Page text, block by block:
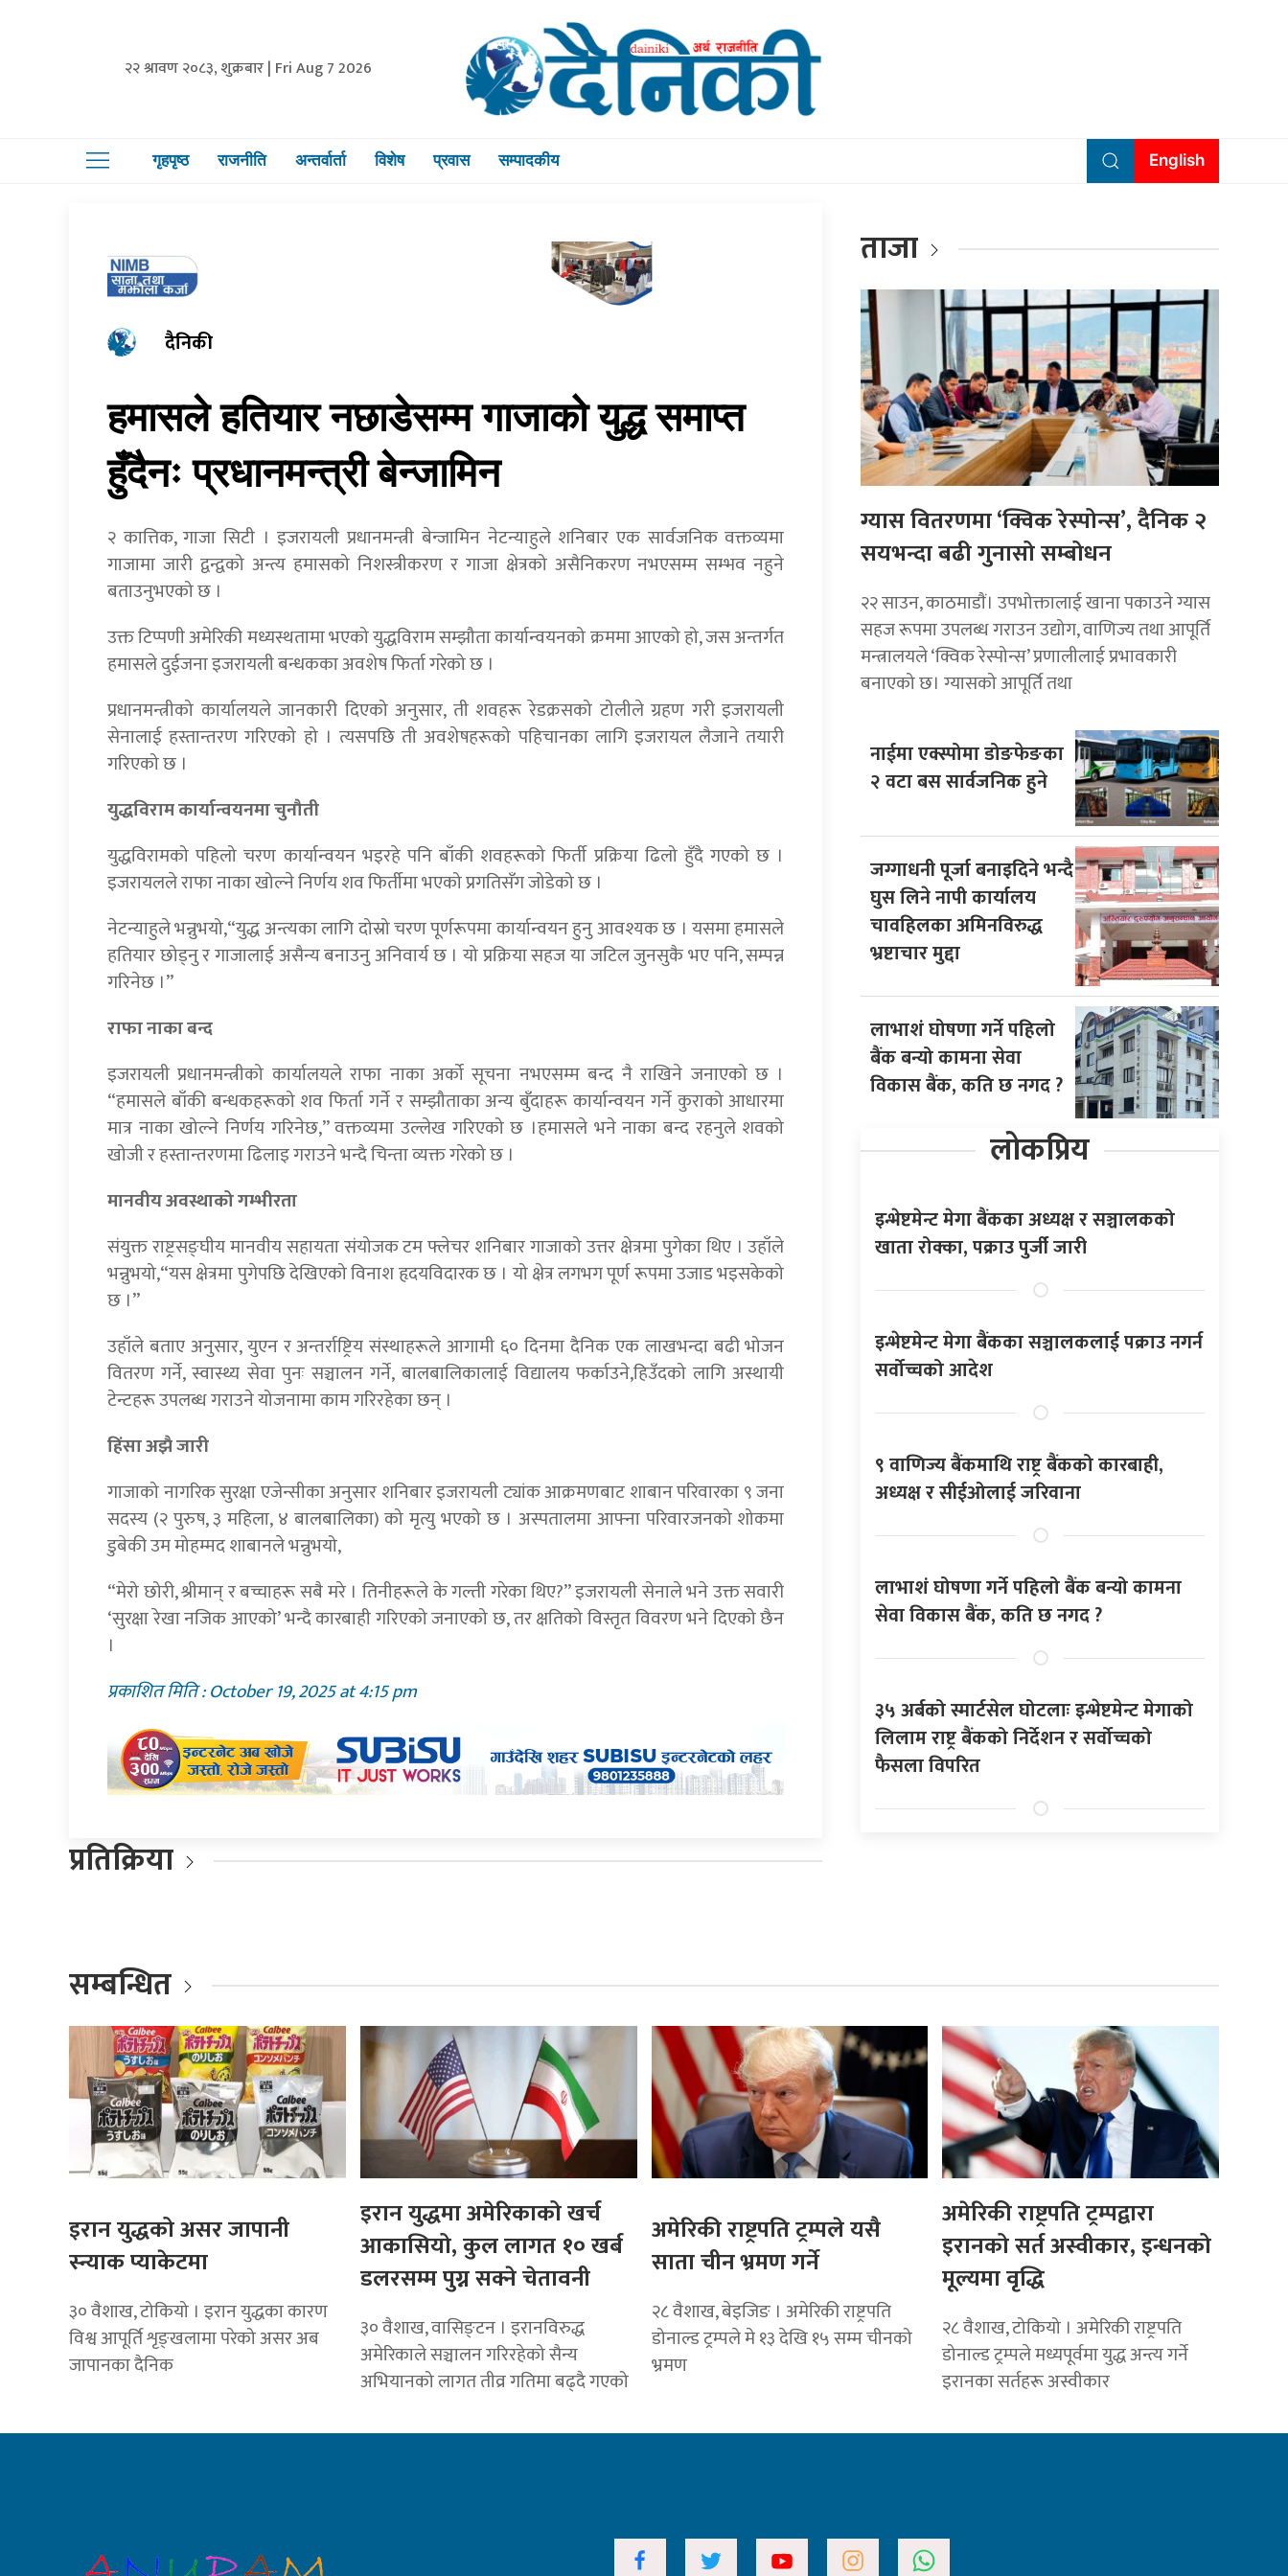
२२ श्रावण २०८३, शुक्रबार | Fri Aug 7 2026
गृहपृष्ठ राजनीति अन्तर्वार्ता विशेष प्रवास सम्पादकीय English
दैनिकी
हमासले हतियार नछाडेसम्म गाजाको युद्ध समाप्त
हुँदैनः प्रधानमन्त्री बेन्जामिन
२ कात्तिक, गाजा सिटी । इजरायली प्रधानमन्त्री बेन्जामिन नेटन्याहुले शनिबार एक सार्वजनिक वक्तव्यमा
गाजामा जारी द्वन्द्वको अन्त्य हमासको निशस्त्रीकरण र गाजा क्षेत्रको असैनिकरण नभएसम्म सम्भव नहुने
बताउनुभएको छ ।
उक्त टिप्पणी अमेरिकी मध्यस्थतामा भएको युद्धविराम सम्झौता कार्यान्वयनको क्रममा आएको हो, जस अन्तर्गत
हमासले दुईजना इजरायली बन्धकका अवशेष फिर्ता गरेको छ ।
प्रधानमन्त्रीको कार्यालयले जानकारी दिएको अनुसार, ती शवहरू रेडक्रसको टोलीले ग्रहण गरी इजरायली
सेनालाई हस्तान्तरण गरिएको हो । त्यसपछि ती अवशेषहरूको पहिचानका लागि इजरायल लैजाने तयारी
गरिएको छ ।
युद्धविराम कार्यान्वयनमा चुनौती
युद्धविरामको पहिलो चरण कार्यान्वयन भइरहे पनि बाँकी शवहरूको फिर्ती प्रक्रिया ढिलो हुँदै गएको छ ।
इजरायलले राफा नाका खोल्ने निर्णय शव फिर्तीमा भएको प्रगतिसँग जोडेको छ ।
नेटन्याहुले भन्नुभयो,“युद्ध अन्त्यका लागि दोस्रो चरण पूर्णरूपमा कार्यान्वयन हुनु आवश्यक छ । यसमा हमासले
हतियार छोड्नु र गाजालाई असैन्य बनाउनु अनिवार्य छ । यो प्रक्रिया सहज या जटिल जुनसुकै भए पनि, सम्पन्न
गरिनेछ ।”
राफा नाका बन्द
इजरायली प्रधानमन्त्रीको कार्यालयले राफा नाका अर्को सूचना नभएसम्म बन्द नै राखिने जनाएको छ ।
“हमासले बाँकी बन्धकहरूको शव फिर्ता गर्ने र सम्झौताका अन्य बुँदाहरू कार्यान्वयन गर्ने कुराको आधारमा
मात्र नाका खोल्ने निर्णय गरिनेछ,” वक्तव्यमा उल्लेख गरिएको छ ।हमासले भने नाका बन्द रहनुले शवको
खोजी र हस्तान्तरणमा ढिलाइ गराउने भन्दै चिन्ता व्यक्त गरेको छ ।
मानवीय अवस्थाको गम्भीरता
संयुक्त राष्ट्रसङ्घीय मानवीय सहायता संयोजक टम फ्लेचर शनिबार गाजाको उत्तर क्षेत्रमा पुगेका थिए । उहाँले
भन्नुभयो,“यस क्षेत्रमा पुगेपछि देखिएको विनाश हृदयविदारक छ । यो क्षेत्र लगभग पूर्ण रूपमा उजाड भइसकेको
छ ।”
उहाँले बताए अनुसार, युएन र अन्तर्राष्ट्रिय संस्थाहरूले आगामी ६० दिनमा दैनिक एक लाखभन्दा बढी भोजन
वितरण गर्ने, स्वास्थ्य सेवा पुनः सञ्चालन गर्ने, बालबालिकालाई विद्यालय फर्काउने,हिउँदको लागि अस्थायी
टेन्टहरू उपलब्ध गराउने योजनामा काम गरिरहेका छन् ।
हिंसा अझै जारी
गाजाको नागरिक सुरक्षा एजेन्सीका अनुसार शनिबार इजरायली ट्यांक आक्रमणबाट शाबान परिवारका ९ जना
सदस्य (२ पुरुष, ३ महिला, ४ बालबालिका) को मृत्यु भएको छ । अस्पतालमा आफ्ना परिवारजनको शोकमा
डुबेकी उम मोहम्मद शाबानले भन्नुभयो,
“मेरो छोरी, श्रीमान् र बच्चाहरू सबै मरे । तिनीहरूले के गल्ती गरेका थिए?” इजरायली सेनाले भने उक्त सवारी
‘सुरक्षा रेखा नजिक आएको’ भन्दै कारबाही गरिएको जनाएको छ, तर क्षतिको विस्तृत विवरण भने दिएको छैन
।
प्रकाशित मिति : October 19, 2025 at 4:15 pm
प्रतिक्रिया
ताजा
ग्यास वितरणमा ‘क्विक रेस्पोन्स’, दैनिक २
सयभन्दा बढी गुनासो सम्बोधन
२२ साउन, काठमाडाैं। उपभोक्तालाई खाना पकाउने ग्यास
सहज रूपमा उपलब्ध गराउन उद्योग, वाणिज्य तथा आपूर्ति
मन्त्रालयले ‘क्विक रेस्पोन्स’ प्रणालीलाई प्रभावकारी
बनाएको छ। ग्यासको आपूर्ति तथा
नाईमा एक्स्पोमा डोङफेङका
२ वटा बस सार्वजनिक हुने
जग्गाधनी पूर्जा बनाइदिने भन्दै
घुस लिने नापी कार्यालय
चावहिलका अमिनविरुद्ध
भ्रष्टाचार मुद्दा
लाभाशं घोषणा गर्ने पहिलो
बैंक बन्यो कामना सेवा
विकास बैंक, कति छ नगद ?
लोकप्रिय
इन्भेष्टमेन्ट मेगा बैंकका अध्यक्ष र सञ्चालकको
खाता रोक्का, पक्राउ पुर्जी जारी
इन्भेष्टमेन्ट मेगा बैंकका सञ्चालकलाई पक्राउ नगर्न
सर्वोच्चको आदेश
९ वाणिज्य बैंकमाथि राष्ट्र बैंकको कारबाही,
अध्यक्ष र सीईओलाई जरिवाना
लाभाशं घोषणा गर्ने पहिलो बैंक बन्यो कामना
सेवा विकास बैंक, कति छ नगद ?
३५ अर्बको स्मार्टसेल घोटलाः इन्भेष्टमेन्ट मेगाको
लिलाम राष्ट्र बैंकको निर्देशन र सर्वोच्चको
फैसला विपरित
सम्बन्धित
इरान युद्धको असर जापानी
स्न्याक प्याकेटमा
३० वैशाख, टोकियो । इरान युद्धका कारण
विश्व आपूर्ति शृङ्खलामा परेको असर अब
जापानका दैनिक
इरान युद्धमा अमेरिकाको खर्च
आकासियो, कुल लागत १० खर्ब
डलरसम्म पुग्न सक्ने चेतावनी
३० वैशाख, वासिङ्टन । इरानविरुद्ध
अमेरिकाले सञ्चालन गरिरहेको सैन्य
अभियानको लागत तीव्र गतिमा बढ्दै गएको
अमेरिकी राष्ट्रपति ट्रम्पले यसै
साता चीन भ्रमण गर्ने
२८ वैशाख, बेइजिङ । अमेरिकी राष्ट्रपति
डोनाल्ड ट्रम्पले मे १३ देखि १५ सम्म चीनको
भ्रमण
अमेरिकी राष्ट्रपति ट्रम्पद्वारा
इरानको सर्त अस्वीकार, इन्धनको
मूल्यमा वृद्धि
२८ वैशाख, टोकियो । अमेरिकी राष्ट्रपति
डोनाल्ड ट्रम्पले मध्यपूर्वमा युद्ध अन्त्य गर्ने
इरानका सर्तहरू अस्वीकार